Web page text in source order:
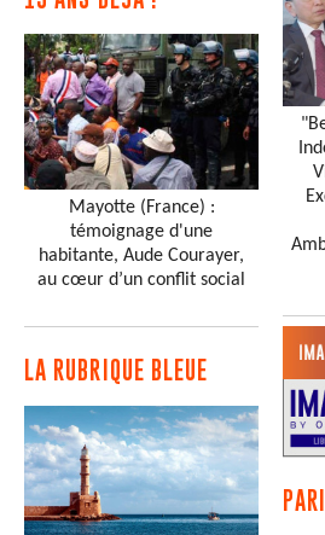
Mayotte (France) :
témoignage d'une
habitante, Aude Courayer,
au cœur d’un conflit social
LA RUBRIQUE BLEUE